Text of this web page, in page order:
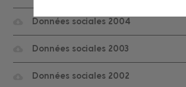
Données sociales 2004
Données sociales 2003
Données sociales 2002